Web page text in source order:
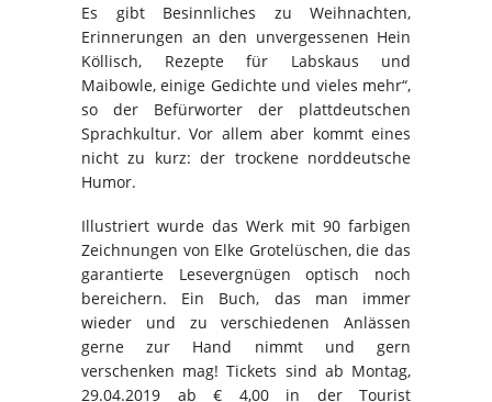
Es gibt Besinnliches zu Weihnachten,
Erinnerungen an den unvergessenen Hein
Köllisch, Rezepte für Labskaus und
Maibowle, einige Gedichte und vieles mehr“,
so der Befürworter der plattdeutschen
Sprachkultur. Vor allem aber kommt eines
nicht zu kurz: der trockene norddeutsche
Humor.
Illustriert wurde das Werk mit 90 farbigen
Zeichnungen von Elke Grotelüschen, die das
garantierte Lesevergnügen optisch noch
bereichern. Ein Buch, das man immer
wieder und zu verschiedenen Anlässen
gerne zur Hand nimmt und gern
verschenken mag! Tickets sind ab Montag,
29.04.2019 ab € 4,00 in der Tourist